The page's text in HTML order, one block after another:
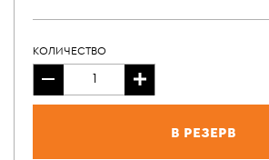
КОЛИЧЕСТВО
В резерв